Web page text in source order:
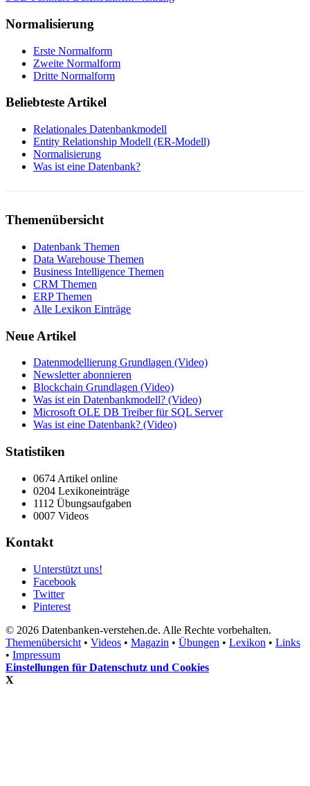
Normalisierung
Erste Normalform
Zweite Normalform
Dritte Normalform
Beliebteste Artikel
Relationales Datenbankmodell
Entity Relationship Modell (ER-Modell)
Normalisierung
Was ist eine Datenbank?
Themenübersicht
Datenbank Themen
Data Warehouse Themen
Business Intelligence Themen
CRM Themen
ERP Themen
Alle Lexikon Einträge
Neue Artikel
Datenmodellierung Grundlagen (Video)
Newsletter abonnieren
Blockchain Grundlagen (Video)
Was ist ein Datenbankmodell? (Video)
Microsoft OLE DB Treiber für SQL Server
Was ist eine Datenbank? (Video)
Statistiken
0674 Artikel online
0204 Lexikoneinträge
1112 Übungsaufgaben
0007 Videos
Kontakt
Unterstützt uns!
Facebook
Twitter
Pinterest
© 2026 Datenbanken-verstehen.de. Alle Rechte vorbehalten.
Themenübersicht • Videos • Magazin • Übungen • Lexikon • Links
• Impressum
Einstellungen für Datenschutz und Cookies
X